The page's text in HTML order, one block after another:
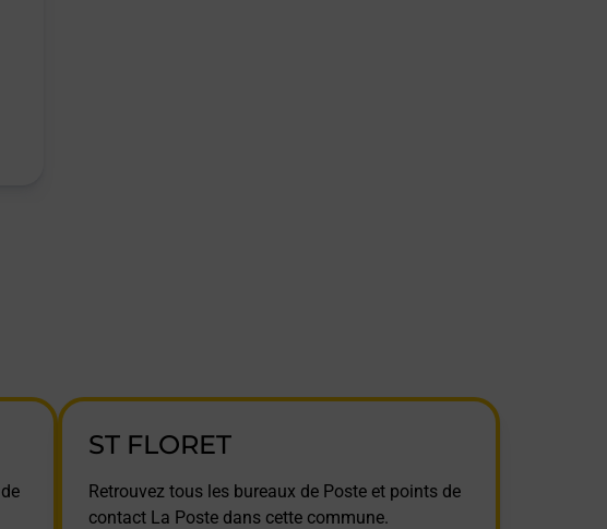
ST FLORET
Retrouvez tous les bureaux de Poste et points de
contact La Poste dans cette commune.